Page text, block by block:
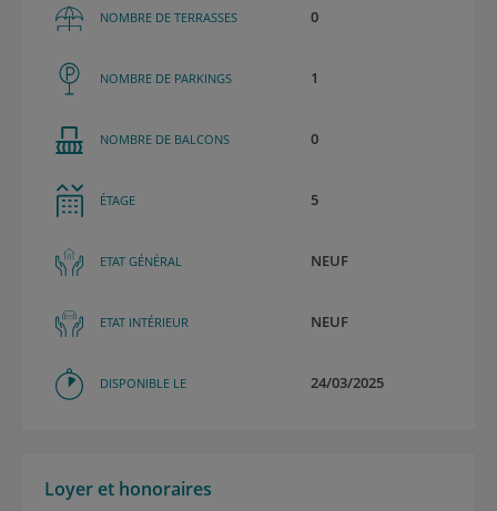
NOMBRE DE TERRASSES 0
NOMBRE DE PARKINGS 1
NOMBRE DE BALCONS 0
ÉTAGE 5
ETAT GÉNÉRAL NEUF
ETAT INTÉRIEUR NEUF
DISPONIBLE LE 24/03/2025
Loyer et honoraires